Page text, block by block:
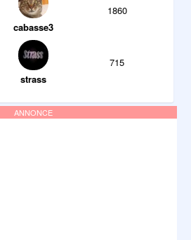
cabasse3
1860
strass
715
ANNONCE